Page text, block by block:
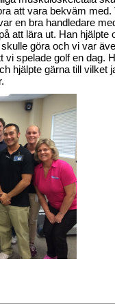
att vara bekväm med.
en bra handledare
att lära ut. Han hjälpte
göra och vi var
vi spelade golf en dag.
hjälpte gärna till vilket